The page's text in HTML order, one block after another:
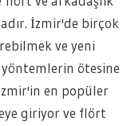
İzmir'de birçok
ve yeni
ötesine
en popüler
giriyor ve flört